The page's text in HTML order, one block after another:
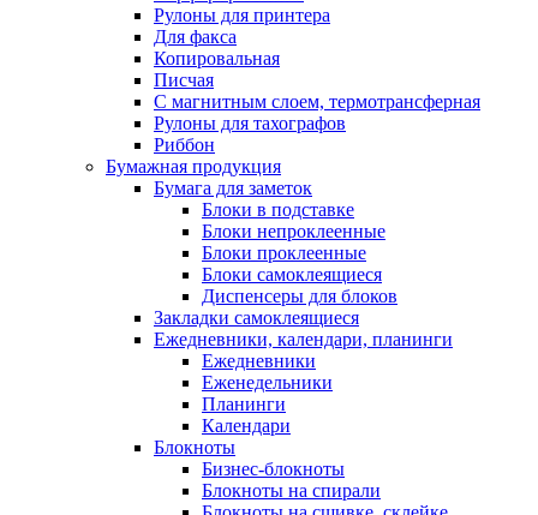
Рулоны для принтера
Для факса
Копировальная
Писчая
С магнитным слоем, термотрансферная
Рулоны для тахографов
Риббон
Бумажная продукция
Бумага для заметок
Блоки в подставке
Блоки непроклеенные
Блоки проклеенные
Блоки самоклеящиеся
Диспенсеры для блоков
Закладки самоклеящиеся
Ежедневники, календари, планинги
Ежедневники
Еженедельники
Планинги
Календари
Блокноты
Бизнес-блокноты
Блокноты на спирали